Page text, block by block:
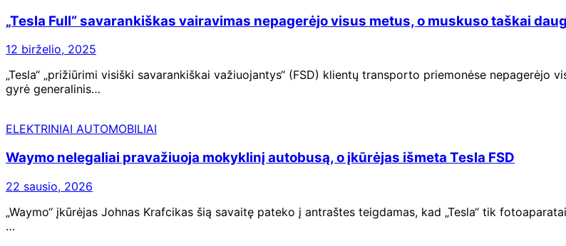
„Tesla Full“ savarankiškas vairavimas nepagerėjo visus metus, o muskuso taškai
12 birželio, 2025
„Tesla“ „prižiūrimi visiški savarankiškai važiuojantys“ (FSD) klientų transporto priemonėse nepagerėjo
gyrė generalinis…
ELEKTRINIAI AUTOMOBILIAI
Waymo nelegaliai pravažiuoja mokyklinį autobusą, o įkūrėjas išmeta Tesla FSD
22 sausio, 2026
„Waymo“ įkūrėjas Johnas Krafcikas šią savaitę pateko į antraštes teigdamas, kad „Tesla“ tik
…